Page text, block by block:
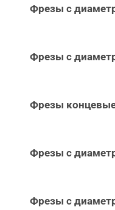
Фрезы с
Фрезы с
Фрезы
Фрезы с
Фрезы с